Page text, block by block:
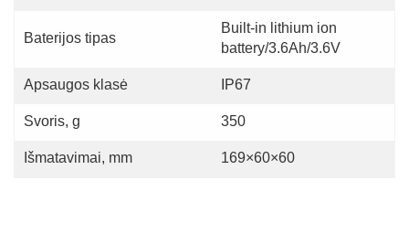
Baterijos tipas
Built-in lithium ion
battery/3.6Ah/3.6V
Apsaugos klasė IP67
Svoris, g 350
Išmatavimai, mm 169×60×60